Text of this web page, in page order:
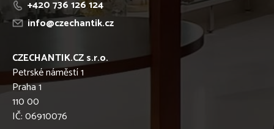
+420 736 126 124
info@czechantik.cz
CZECHANTIK.CZ s.r.o.
Petrské náměstí 1
Praha 1
110 00
IČ: 06910076